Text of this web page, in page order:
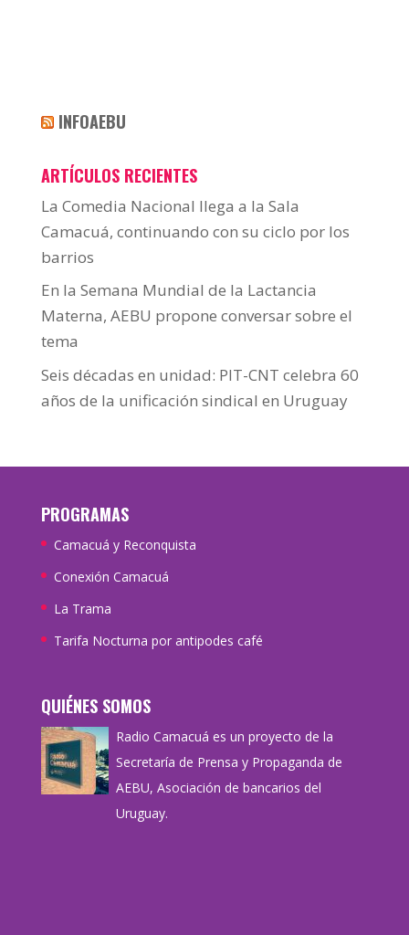
INFOAEBU
ARTÍCULOS RECIENTES
La Comedia Nacional llega a la Sala
Camacuá, continuando con su ciclo por los
barrios
En la Semana Mundial de la Lactancia
Materna, AEBU propone conversar sobre el
tema
Seis décadas en unidad: PIT-CNT celebra 60
años de la unificación sindical en Uruguay
PROGRAMAS
Camacuá y Reconquista
Conexión Camacuá
La Trama
Tarifa Nocturna por antipodes café
QUIÉNES SOMOS
Radio Camacuá es un proyecto de la
Secretaría de Prensa y Propaganda de
AEBU, Asociación de bancarios del
Uruguay.